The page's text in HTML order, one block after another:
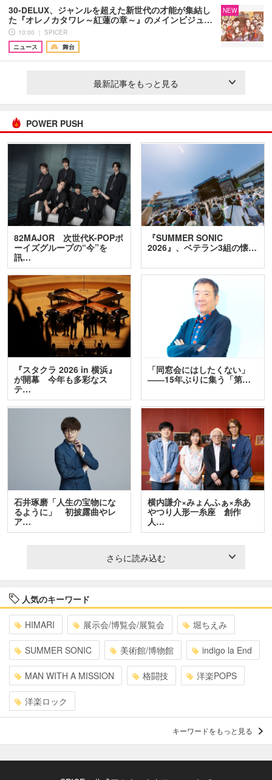
30-DELUX、ジャンルを超えた新世代の才能が集結し
た『オレノカタワレ～紅蓮の章～』のメインビジュ…
10:00 ｜ SPICER
ニュース
舞台
NEW
最新記事をもっと見る
POWER PUSH
82MAJOR 次世代K-POPボ
ーイズグループの“今”を
訊…
『SUMMER SONIC
2026』、ベテラン3組の懐…
『スタクラ 2026 in 横浜』
が開幕 今年も多彩なス
テ…
「同窓会にはしたくない」
――15年ぶりに集う「第…
石井琢磨「人生の宝物にな
るように」 初披露曲やレ
ア…
横内謙介×みょんふぁ×糸あ
やつり人形一糸座 創作
人…
さらに読み込む
人気のキーワード
HIMARI 展示会/博覧会/展覧会 堀ちえみ
SUMMER SONIC 美術館/博物館 indigo la End
MAN WITH A MISSION 格闘技 洋楽POPS
洋楽ロック
キーワードをもっと見る